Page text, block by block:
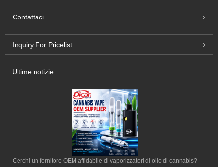
Contattaci
Inquiry For Pricelist
Ultime notizie
Cerchi un fornitore OEM affidabile di vaporizzatori di olio di cannabis?